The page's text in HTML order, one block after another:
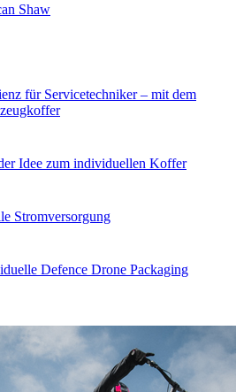
Shaw
für Servicetechniker – mit dem
Idee zum individuellen Koffer
Stromversorgung
Defence Drone Packaging